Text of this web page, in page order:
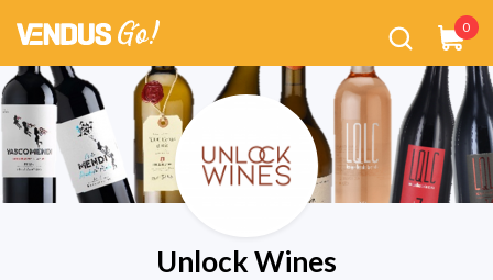
0
Unlock Wines